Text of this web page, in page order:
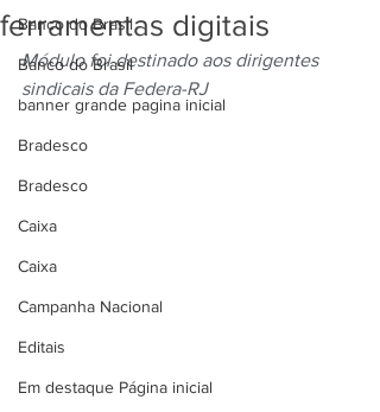
Banco do Brasil
Banco do Brasil
banner grande pagina inicial
Bradesco
Bradesco
Caixa
Caixa
Campanha Nacional
Editais
Em destaque Página inicial
ferramentas digitais
Módulo foi destinado aos dirigentes
sindicais da Federa-RJ